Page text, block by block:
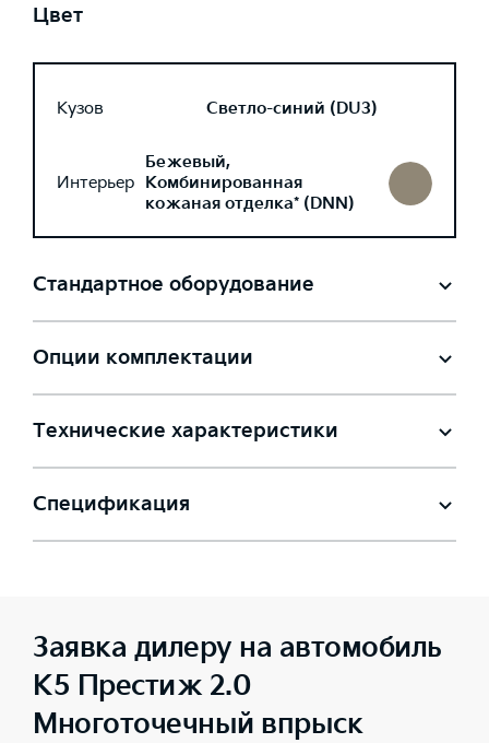
Цвет
Кузов Светло-синий (DU3)
Интерьер
Бежевый,
Комбинированная
кожаная отделка* (DNN)
Стандартное оборудование
Опции комплектации
Технические характеристики
Спецификация
Заявка дилеру на автомобиль
K5 Престиж 2.0
Многоточечный впрыск